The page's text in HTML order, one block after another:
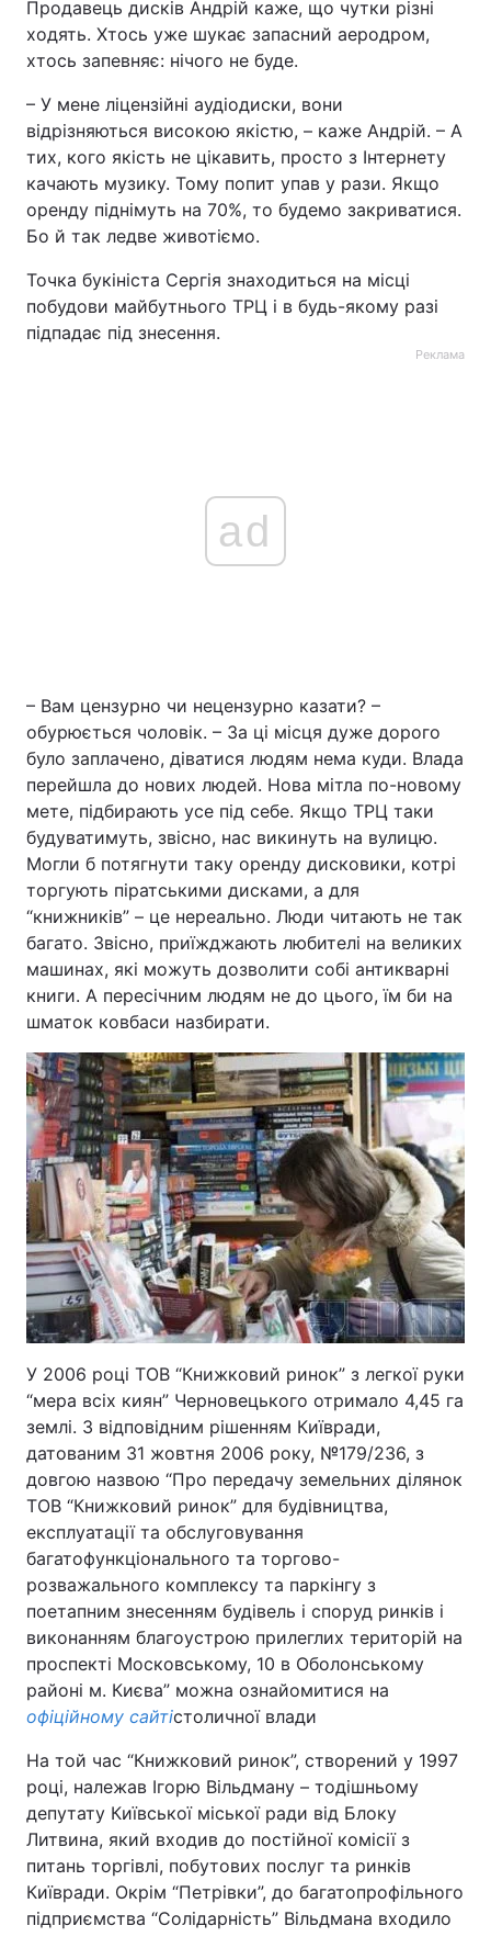
Продавець дисків Андрій каже, що чутки різні
ходять. Хтось уже шукає запасний аеродром,
хтось запевняє: нічого не буде.
– У мене ліцензійні аудіодиски, вони
відрізняються високою якістю, – каже Андрій. – А
тих, кого якість не цікавить, просто з Інтернету
качають музику. Тому попит упав у рази. Якщо
оренду піднімуть на 70%, то будемо закриватися.
Бо й так ледве животіємо.
Точка букініста Сергія знаходиться на місці
побудови майбутнього ТРЦ і в будь-якому разі
підпадає під знесення.
Реклама
ad
– Вам цензурно чи нецензурно казати? –
обурюється чоловік. – За ці місця дуже дорого
було заплачено, діватися людям нема куди. Влада
перейшла до нових людей. Нова мітла по-новому
мете, підбирають усе під себе. Якщо ТРЦ таки
будуватимуть, звісно, нас викинуть на вулицю.
Могли б потягнути таку оренду дисковики, котрі
торгують піратськими дисками, а для
“книжників” – це нереально. Люди читають не так
багато. Звісно, приїжджають любителі на великих
машинах, які можуть дозволити собі антикварні
книги. А пересічним людям не до цього, їм би на
шматок ковбаси назбирати.
У 2006 році ТОВ “Книжковий ринок” з легкої руки
“мера всіх киян” Черновецького отримало 4,45 га
землі. З відповідним рішенням Київради,
датованим 31 жовтня 2006 року, №179/236, з
довгою назвою “Про передачу земельних ділянок
ТОВ “Книжковий ринок” для будівництва,
експлуатації та обслуговування
багатофункціонального та торгово-
розважального комплексу та паркінгу з
поетапним знесенням будівель і споруд ринків і
виконанням благоустрою прилеглих територій на
проспекті Московському, 10 в Оболонському
районі м. Києва” можна ознайомитися на
офіційному сайтістоличної влади
На той час “Книжковий ринок”, створений у 1997
році, належав Ігорю Вільдману – тодішньому
депутату Київської міської ради від Блоку
Литвина, який входив до постійної комісії з
питань торгівлі, побутових послуг та ринків
Київради. Окрім “Петрівки”, до багатопрофільного
підприємства “Солідарність” Вільдмана входило